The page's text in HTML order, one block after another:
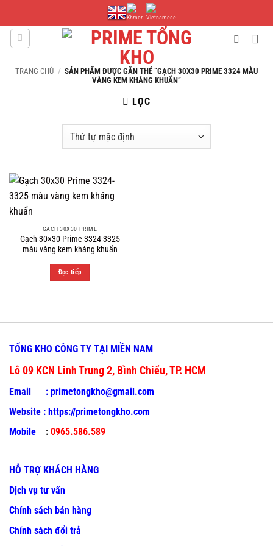
TRANG CHỦ / SẢN PHẨM ĐƯỢC GẮN THẺ “GẠCH 30X30 PRIME 3324 MÀU
VÀNG KEM KHÁNG KHUẨN”
LỌC
GẠCH 30X30 PRIME
Gạch 30×30 Prime 3324-3325
màu vàng kem kháng khuẩn
Đọc tiếp
TỔNG KHO CÔNG TY TẠI MIỀN NAM
Lô 09 KCN Linh Trung 2, Bình Chiểu, TP. HCM
Email : primetongkho@gmail.com
Website : https://primetongkho.com
Mobile : 0965.586.589
HỖ TRỢ KHÁCH HÀNG
Dịch vụ tư vấn
Chính sách bán hàng
Chính sách đổi trả